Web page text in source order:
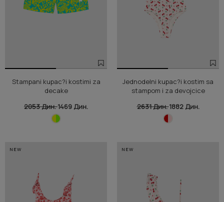
Stampani kupac?i kostimi za
decake
2053 Дин.1469 Дин.
Jednodelni kupac?i kostim sa
stampom i za devojcice
2631 Дин.1882 Дин.
NEW NEW